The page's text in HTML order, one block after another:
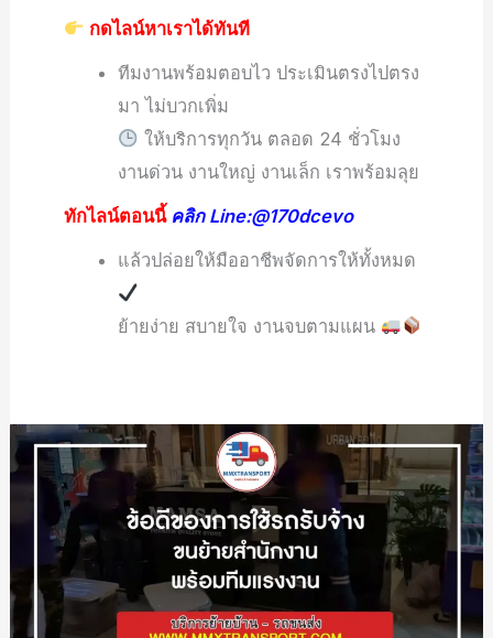
กดไลน์หาเราได้ทันที
ทีมงานพร้อมตอบไว ประเมินตรงไปตรง
มา ไม่บวกเพิ่ม
ให้บริการทุกวัน ตลอด 24 ชั่วโมง
งานด่วน งานใหญ่ งานเล็ก เราพร้อมลุย
ทักไลน์ตอนนี้ คลิก Line:@170dcevo
แล้วปล่อยให้มืออาชีพจัดการให้ทั้งหมด
ย้ายง่าย สบายใจ งานจบตามแผน
ข้อดี
ของ
การ
ใช้